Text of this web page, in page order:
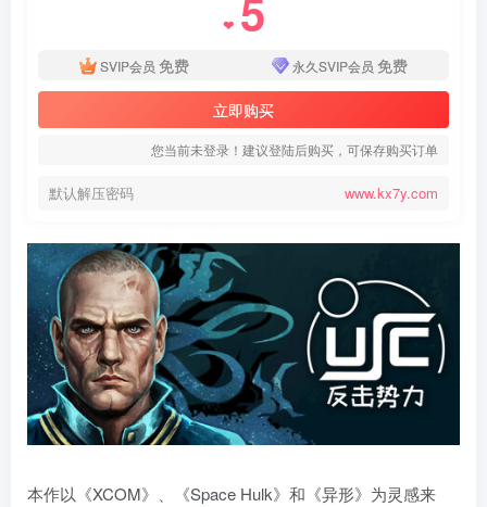
❤
SVIP会员 免费 永久SVIP会员 免费
立即购买
您当前未登录！建议登陆后购买，可保存购买订单
默认解压密码 www.kx7y.com
本作以《XCOM》、《Space Hulk》和《异形》为灵感来